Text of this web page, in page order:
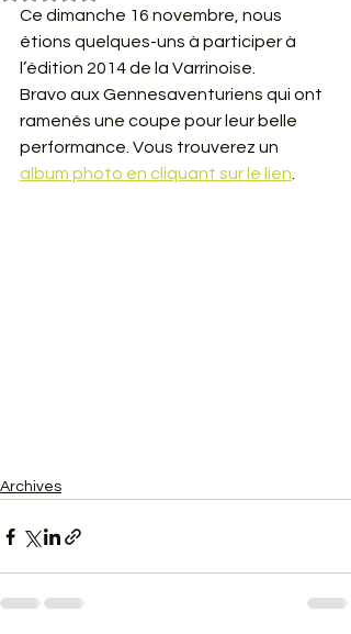
Ce dimanche 16 novembre, nous
étions quelques-uns à participer à
l’édition 2014 de la Varrinoise.
Bravo aux Gennesaventuriens qui ont
ramenés une coupe pour leur belle
performance. Vous trouverez un
album photo en cliquant sur le lien
Archives